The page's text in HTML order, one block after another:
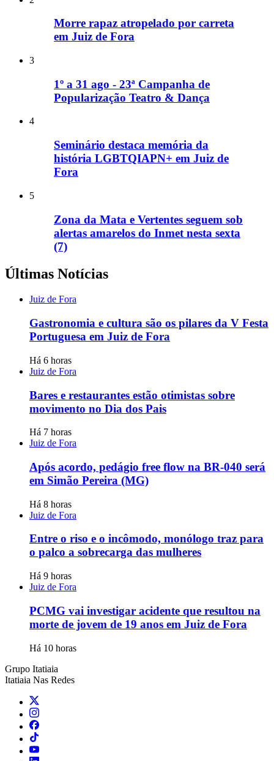
Morre rapaz atropelado por carreta
em Juiz de Fora
3
1º a 31 ago - 23ª Campanha de
Popularização Teatro & Dança
4
Seminário destaca memória da
história LGBTQIAPN+ em Juiz de
Fora
5
Zona da Mata e Vertentes seguem sob
alertas amarelos do Inmet nesta sexta
(7)
Últimas Notícias
Juiz de Fora
Gastronomia e cultura são os pilares da V Festa
Portuguesa em Juiz de Fora
Há 6 horas
Juiz de Fora
Bares e restaurantes estão otimistas sobre
movimento no Dia dos Pais
Há 7 horas
Juiz de Fora
Após acordo, pedágio free flow na BR-040 será
em Simão Pereira (MG)
Há 8 horas
Juiz de Fora
Entre o riso e o incômodo, monólogo traz para
o palco a sobrecarga das mulheres
Há 9 horas
Juiz de Fora
PCMG vai investigar acidente que resultou na
morte de jovem de 19 anos em Juiz de Fora
Há 10 horas
Grupo Itatiaia
Itatiaia Nas Redes